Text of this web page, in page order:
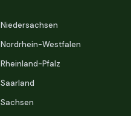
Niedersachsen
Nordrhein-Westfalen
Rheinland-Pfalz
Saarland
Sachsen